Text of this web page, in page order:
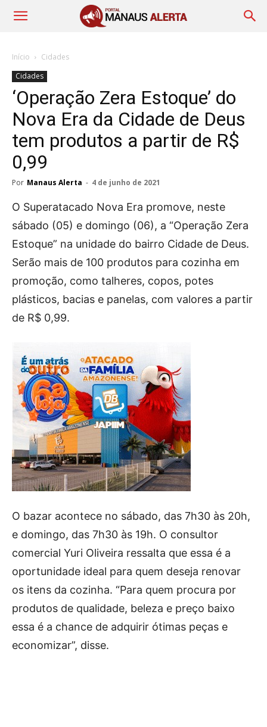
Início
Cidades
Cidades
‘Operação Zera Estoque’ do
Nova Era da Cidade de Deus
tem produtos a partir de R$
0,99
Por Manaus Alerta - 4 de junho de 2021
O Superatacado Nova Era promove, neste
sábado (05) e domingo (06), a “Operação Zera
Estoque” na unidade do bairro Cidade de Deus.
Serão mais de 100 produtos para cozinha em
promoção, como talheres, copos, potes
plásticos, bacias e panelas, com valores a partir
de R$ 0,99.
O bazar acontece no sábado, das 7h30 às 20h,
e domingo, das 7h30 às 19h. O consultor
comercial Yuri Oliveira ressalta que essa é a
oportunidade ideal para quem deseja renovar
os itens da cozinha. “Para quem procura por
produtos de qualidade, beleza e preço baixo
essa é a chance de adquirir ótimas peças e
economizar”, disse.